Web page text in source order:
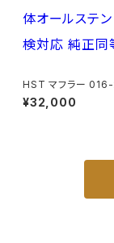
HST マフラー
350キャラバン
ン 本体オールステン
¥32,000